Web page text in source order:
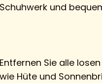
Schuhwerk und
Entfernen Sie alle
wie Hüte und